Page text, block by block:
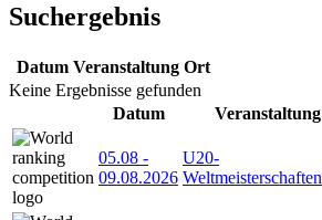
Suchergebnis
Datum Veranstaltung Ort
Keine Ergebnisse gefunden
Datum
Veranstaltung
05.08 -
09.08.2026
U20-
Weltmeisterschaften